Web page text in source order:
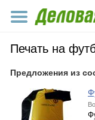
Печать на
Предложения из